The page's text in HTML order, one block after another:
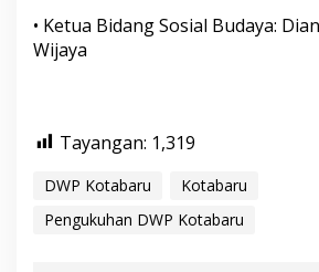
• Ketua Bidang Sosial Budaya:
Wijaya
Tayangan: 1,319
DWP Kotabaru
Kotabaru
Pengukuhan DWP Kotabaru